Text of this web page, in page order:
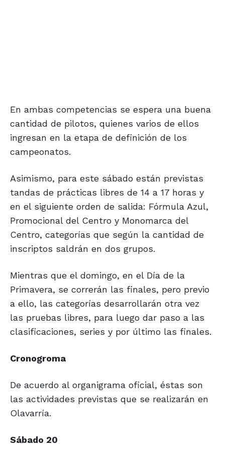
En ambas competencias se espera una buena
cantidad de pilotos, quienes varios de ellos
ingresan en la etapa de definición de los
campeonatos.
Asimismo, para este sábado están previstas
tandas de prácticas libres de 14 a 17 horas y
en el siguiente orden de salida: Fórmula Azul,
Promocional del Centro y Monomarca del
Centro, categorías que según la cantidad de
inscriptos saldrán en dos grupos.
Mientras que el domingo, en el Día de la
Primavera, se correrán las finales, pero previo
a ello, las categorías desarrollarán otra vez
las pruebas libres, para luego dar paso a las
clasificaciones, series y por último las finales.
Cronogroma
De acuerdo al organigrama oficial, éstas son
las actividades previstas que se realizarán en
Olavarría.
Sábado 20